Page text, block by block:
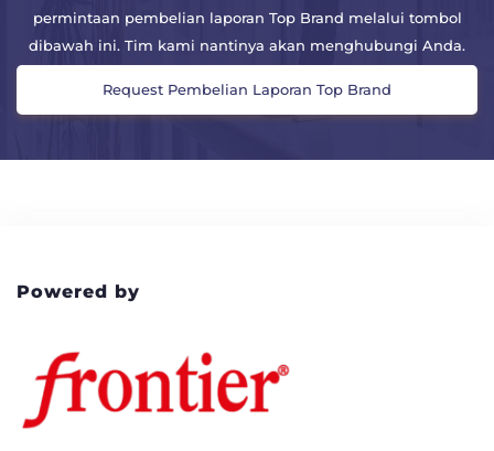
permintaan pembelian laporan Top Brand melalui tombol
dibawah ini. Tim kami nantinya akan menghubungi Anda.
Request Pembelian Laporan Top Brand
Powered by